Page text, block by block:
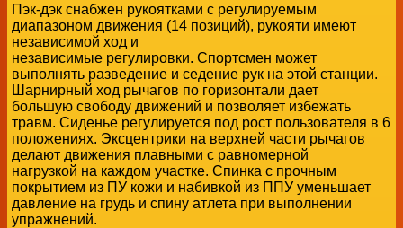
Пэк-дэк снабжен рукоятками с регулируемым
диапазоном движения (14 позиций), рукояти имеют
независимой ход и
независимые регулировки. Спортсмен может
выполнять разведение и седение рук на этой станции.
Шарнирный ход рычагов по горизонтали дает
большую свободу движений и позволяет избежать
травм. Сиденье регулируется под рост пользователя в 6
положениях. Эксцентрики на верхней части рычагов
делают движения плавными с равномерной
нагрузкой на каждом участке. Спинка с прочным
покрытием из ПУ кожи и набивкой из ППУ уменьшает
давление на грудь и спину атлета при выполнении
упражнений.